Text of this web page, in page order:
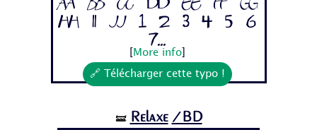
Aa Bb Cc Dd Ee Ff Gg
Hh Ii Jj 1 2 3 4 5 6
7...
More info]
🔗 Télécharger cette typo !
🝛 Relaxe /BD